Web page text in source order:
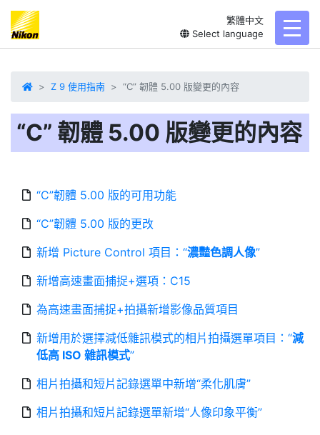
繁體中文
Select language
Z 9 使用指南 “C” 韌體 5.00 版變更的內容
“C” 韌體 5.00 版變更的內容
“C”韌體 5.00 版的可用功能
“C”韌體 5.00 版的更改
新增 Picture Control 項目：“濃豔色調人像”
新增高速畫面捕捉+選項：C15
為高速畫面捕捉+拍攝新增影像品質項目
新增用於選擇減低雜訊模式的相片拍攝選單項目：“減
低高 ISO 雜訊模式”
相片拍攝和短片記錄選單中新增“柔化肌膚”
相片拍攝和短片記錄選單新增“人像印象平衡”